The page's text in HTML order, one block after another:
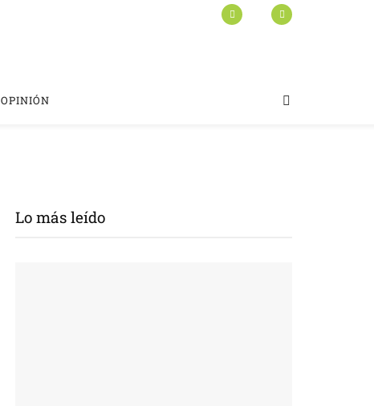
OPINIÓN
Lo más leído